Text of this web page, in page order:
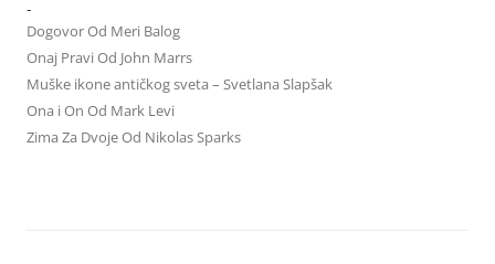
-
Dogovor Od Meri Balog
Onaj Pravi Od John Marrs
Muške ikone antičkog sveta – Svetlana Slapšak
Ona i On Od Mark Levi
Zima Za Dvoje Od Nikolas Sparks